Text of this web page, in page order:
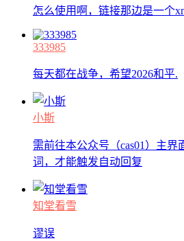
怎么使用啊，链接那边是一个
333985
每天都在战争，希望2026和平.
小斯
需前往本公众号（cas01）主
词，才能触发自动回复
知堂看雪
谬误